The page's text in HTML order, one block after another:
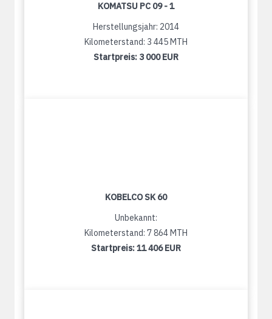
KOMATSU PC 09 - 1
Herstellungsjahr: 2014
Kilometerstand: 3 445 MTH
Startpreis: 3 000 EUR
KOBELCO SK 60
Unbekannt:
Kilometerstand: 7 864 MTH
Startpreis:11 406 EUR